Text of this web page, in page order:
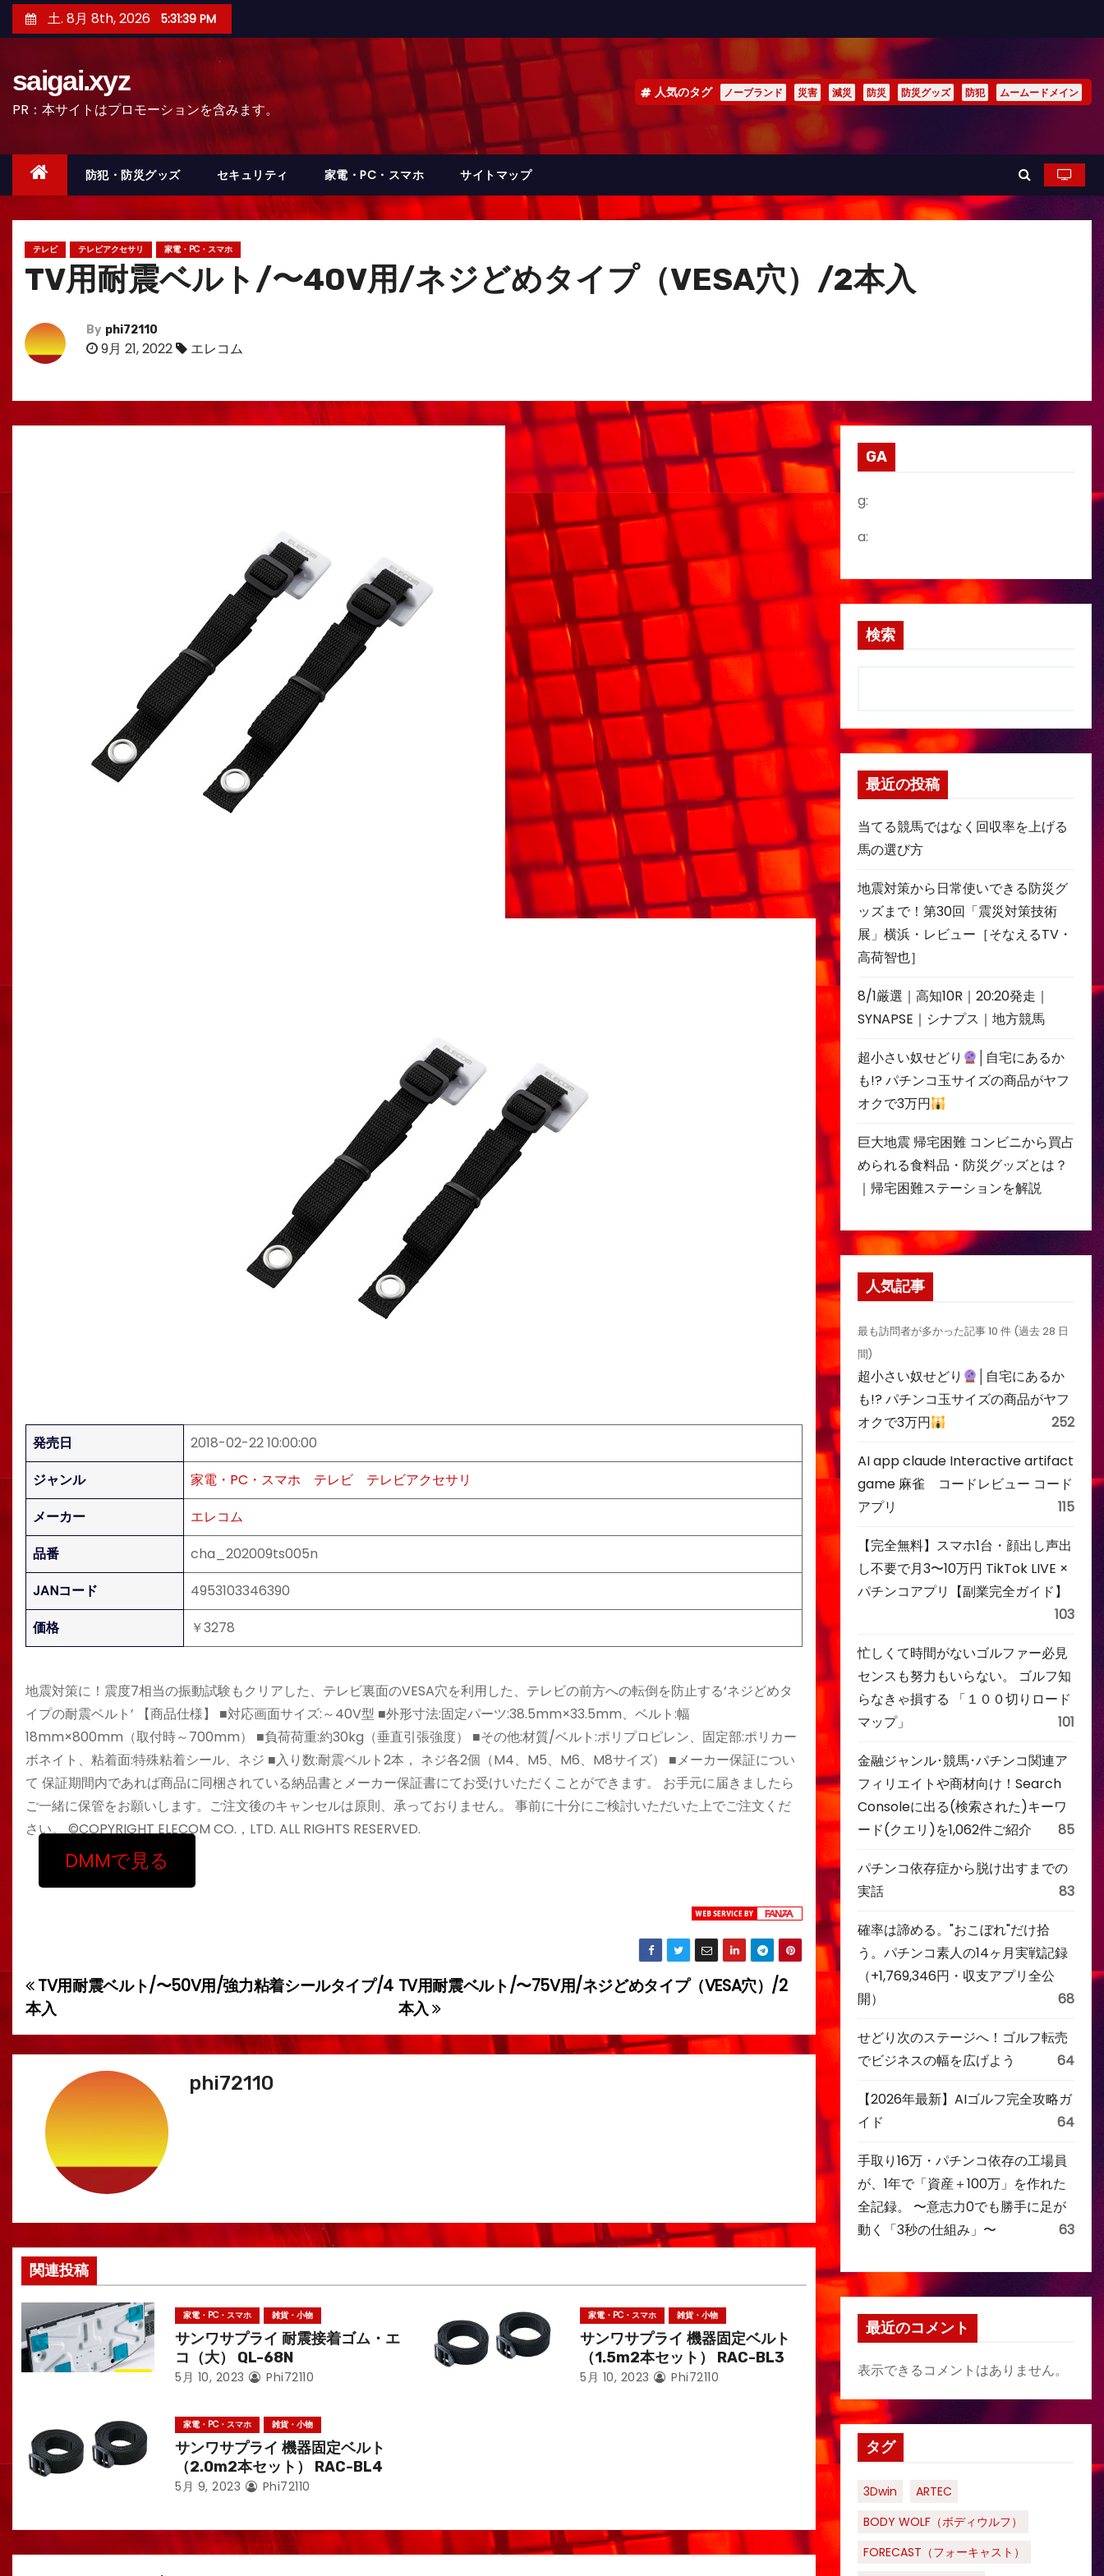
ン
ッ
土. 8月 8th, 2026 5:31:40 PM
saigai.xyz
PR：本サイトはプロモーションを含みます。
人気のタグ ノーブランド 災害 減災 防災 防災グッズ 防犯 ムームードメイン
防犯・防災グッズ セキュリティ 家電・PC・スマホ サイトマップ
テレビ テレビアクセサリ 家電・PC・スマホ
TV用耐震ベルト/〜40V用/ネジどめタイプ（VESA穴）/2本入
By phi72110
9月 21, 2022 エレコム
発売日
2018-02-22 10:00:00
ジャンル
家電・PC・スマホ テレビ
テレビアクセサリ
メーカー
エレコム
品番
cha_202009ts005n
JANコード
4953103346390
価格
￥3278
地震対策に！震度7相当の振動試験もクリアした、テレビ裏面のVESA穴を利用した、テレビの前方への転倒を防止する‘ネジどめタ
イプの耐震ベルト’ 【商品仕様】 ■対応画面サイズ:～40V型 ■外形寸法:固定パーツ:38.5mm×33.5mm、ベルト:幅
18mm×800mm（取付時～700mm） ■負荷荷重:約30kg（垂直引張強度） ■その他:材質/ベルト:ポリプロピレン、固定部:ポリカー
ボネイト、粘着面:特殊粘着シール、ネジ ■入り数:耐震ベルト2本， ネジ各2個（M4、M5、M6、M8サイズ） ■メーカー保証につい
て 保証期間内であれば商品に同梱されている納品書とメーカー保証書にてお受けいただくことができます。 お手元に届きましたら
ご一緒に保管をお願いします。ご注文後のキャンセルは原則、承っておりません。 事前に十分にご検討いただいた上でご注文くだ
さい。 ©COPYRIGHT ELECOM CO.，LTD. ALL RIGHTS RESERVED.
DMMで見る
投
稿
ナ
ゲ
ー
ョ
ン
TV用耐震ベルト/〜75V用/ネジどめタイプ（VESA穴）/2
本入
TV用耐震ベルト/〜50V用/強力粘着シールタイプ/4
本入
phi72110
関連投稿
家電・PC・スマホ 雑貨・小物
サンワサプライ 耐震接着ゴム・エ
コ（大） QL-68N
5月 10, 2023 Phi72110
家電・PC・スマホ 雑貨・小物
サンワサプライ 機器固定ベルト
（1.5m2本セット） RAC-BL3
5月 10, 2023 Phi72110
家電・PC・スマホ 雑貨・小物
サンワサプライ 機器固定ベルト
（2.0m2本セット） RAC-BL4
5月 9, 2023 Phi72110
GA
g:
a:
検索
最近の投稿
当てる競馬ではなく回収率を上げる
馬の選び方
地震対策から日常使いできる防災グ
ッズまで！第30回「震災対策技術
展」横浜・レビュー［そなえるTV・
高荷智也］
8/1厳選｜高知10R｜20:20発走｜
SYNAPSE｜シナプス｜地方競馬
超小さい奴せどり
│自宅にあるか
も!? パチンコ玉サイズの商品がヤフ
オクで3万円
巨大地震 帰宅困難 コンビニから買占
められる食料品・防災グッズとは？
｜帰宅困難ステーションを解説
人気記事
最も訪問者が多かった記事 10 件 (過去 28 日
間)
超小さい奴せどり
│自宅にあるか
も!? パチンコ玉サイズの商品がヤフ
オクで3万円
252
AI app claude Interactive artifact
game 麻雀 コードレビュー コード
アプリ
115
【完全無料】スマホ1台・顔出し声出
し不要で月3〜10万円 TikTok LIVE ×
パチンコアプリ【副業完全ガイド】
103
忙しくて時間がないゴルファー必見
センスも努力もいらない。 ゴルフ知
らなきゃ損する 「１００切りロード
マップ」
101
金融ジャンル･競馬･パチンコ関連ア
フィリエイトや商材向け！Search
Consoleに出る(検索された)キーワ
ード(クエリ)を1,062件ご紹介
85
パチンコ依存症から脱け出すまでの
実話
83
確率は諦める。"おこぼれ"だけ拾
う。パチンコ素人の14ヶ月実戦記録
（+1,769,346円・収支アプリ全公
開）
68
せどり次のステージへ！ゴルフ転売
でビジネスの幅を広げよう
64
【2026年最新】AIゴルフ完全攻略ガ
イド
64
手取り16万・パチンコ依存の工場員
が、1年で「資産＋100万」を作れた
全記録。 〜意志力0でも勝手に足が
動く「3秒の仕組み」〜
63
最近のコメント
表示できるコメントはありません。
タグ
3Dwin
ARTEC
BODY WOLF（ボディウルフ）
FORECAST（フォーキャスト）